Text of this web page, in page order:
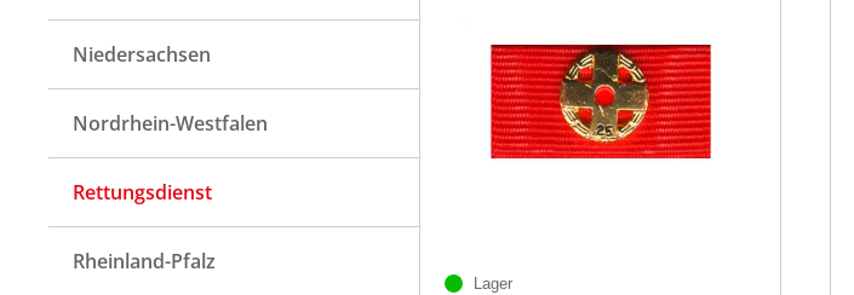
Niedersachsen
Nordrhein-Westfalen
Rettungsdienst
Rheinland-Pfalz
Lager